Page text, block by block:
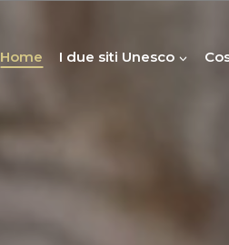
Home I due siti Unesco